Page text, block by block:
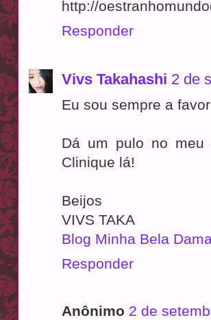
http://
Responder
Vivs Takahashi 2 de
Eu sou sempre a
Dá um pulo no meu
Clinique lá!
Beijos
VIVS TAKA
Blog Minha Bela Dama
Responder
Anônimo 2 de